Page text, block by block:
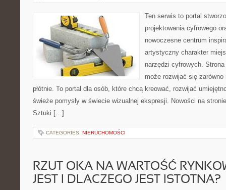
Ten serwis to portal
projektowania cyfrowego
nowoczesne centrum
artystyczny charakter
narzędzi cyfrowych.
może rozwijać się
płótnie. To portal dla osób, które chcą kreować, rozwijać
świeże pomysły w świecie wizualnej ekspresji. Nowości na
Sztuki […]
CATEGORIES: NIERUCHOMOŚCI
RZUT OKA NA WARTOŚĆ
JEST I DLACZEGO JEST ISTOTNA?